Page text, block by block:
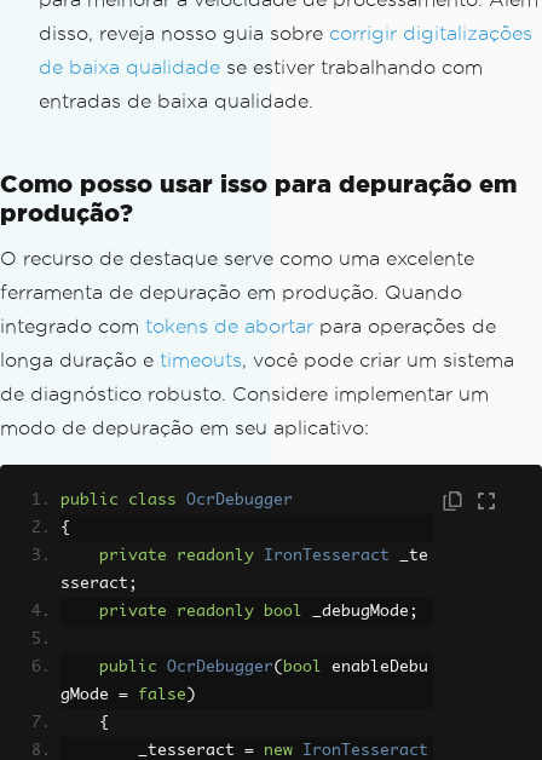
disso, reveja nosso guia sobre corrigir digitalizações
de baixa qualidade se estiver trabalhando com
entradas de baixa qualidade.
Como posso usar isso para depuração em
produção?
O recurso de destaque serve como uma excelente
ferramenta de depuração em produção. Quando
integrado com tokens de abortar para operações de
longa duração e timeouts, você pode criar um sistema
de diagnóstico robusto. Considere implementar um
modo de depuração em seu aplicativo:
public class
OcrDebugger
{
private
readonly IronTesseract _te
sseract ;
private
readonly bool _debugMode ;
public OcrDebugger( bool enableDebu
gMode = false )
{
        _tesseract
= new
IronTesseract